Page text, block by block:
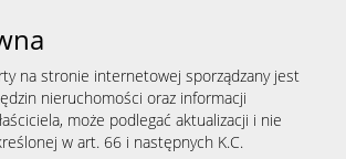
na stronie internetowej sporządzany jest
nieruchomości oraz informacji
może podlegać aktualizacji i nie
w art. 66 i następnych K.C.